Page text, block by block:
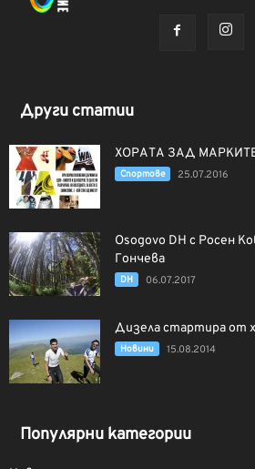
Други статии
ХОРАТА ЗАД
Спортове 25.07.2016
Osogovo DH с Росен
Гончева
DH 06.07.2017
Дизела стартира от
Новини 15.08.2014
Популярни категории